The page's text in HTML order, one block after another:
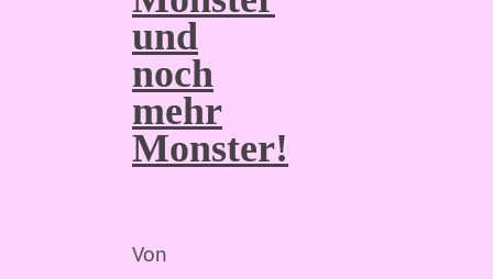
und
noch
mehr
Monster!
Von